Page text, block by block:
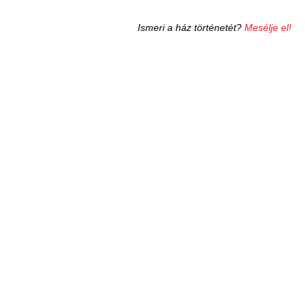
Ismeri a ház történetét? Mesélje el!